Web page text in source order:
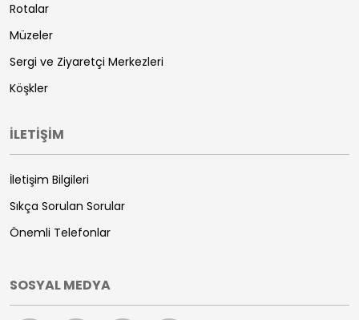
Rotalar
Müzeler
Sergi ve Ziyaretçi Merkezleri
Köşkler
İLETİŞİM
İletişim Bilgileri
Sıkça Sorulan Sorular
Önemli Telefonlar
SOSYAL MEDYA